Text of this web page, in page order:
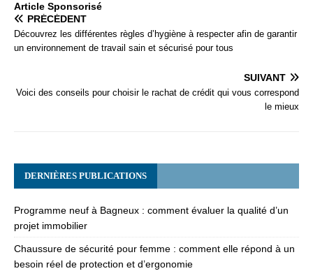
Articlе Spоnsоrisé
PRÉCÉDENT
Découvrez les différentes règles d’hygiène à respecter afin de garantir
un environnement de travail sain et sécurisé pour tous
SUIVANT
Voici des conseils pour choisir le rachat de crédit qui vous correspond
le mieux
DERNIÈRES PUBLICATIONS
Programme neuf à Bagneux : comment évaluer la qualité d’un
projet immobilier
Chaussure de sécurité pour femme : comment elle répond à un
besoin réel de protection et d’ergonomie